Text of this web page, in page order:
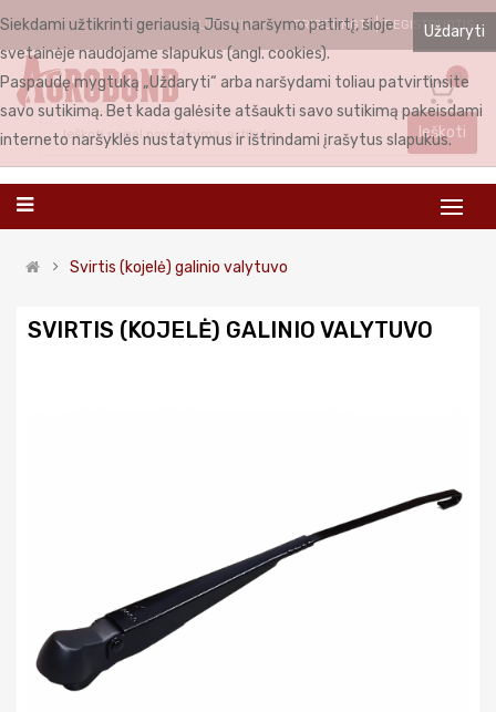
LIETUVIŲ PRISIJUNGTI REGISTRUOTIS
0
Ieškoti
Svirtis (kojelė) galinio valytuvo
SVIRTIS (KOJELĖ) GALINIO VALYTUVO
Uždaryti
Siekdami užtikrinti geriausią Jūsų naršymo patirtį, šioje
svetainėje naudojame slapukus (angl. cookies).
Paspaudę mygtuką „Uždaryti“ arba naršydami toliau patvirtinsite
savo sutikimą. Bet kada galėsite atšaukti savo sutikimą pakeisdami
interneto naršyklės nustatymus ir ištrindami įrašytus slapukus.